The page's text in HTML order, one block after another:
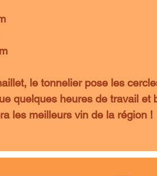
le tonnelier pose les
quelques heures de travail et
les meilleurs vin de la région !